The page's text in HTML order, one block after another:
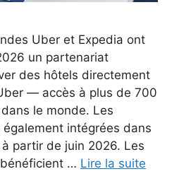
Uber et Expedia ont
un partenariat
des hôtels directement
— accès à plus de 700
le monde. Les
intégrées dans
à partir de juin 2026. Les
… Lire la suite